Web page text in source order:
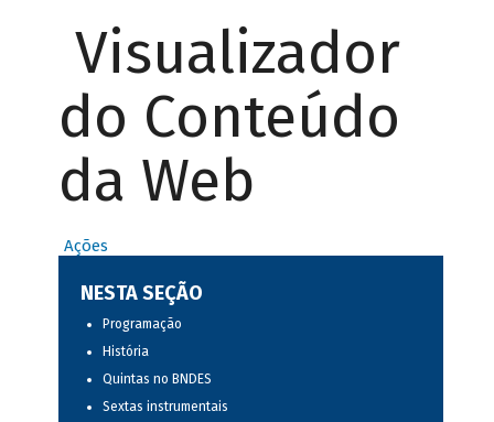
Visualizador
do Conteúdo
da Web
Ações
NESTA SEÇÃO
Programação
História
Quintas no BNDES
Sextas instrumentais